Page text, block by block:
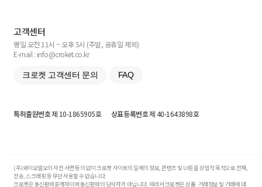
고객센터
평일 오전 11시 ~ 오후 5시 (주말, 공휴일 제외)
E-mail : info@croket.co.kr
크로켓 고객센터 문의 FAQ
특허출원번호제 10-1865905호 상표등록번호제 40-1643898호
(주)와이오엘오의 사전 서면 동의 없이 크로켓 사이트의 일체의 정보, 콘텐츠 및 UI등을 상업적 목적으로 전재,
전송, 스크래핑 등 무단 사용할 수 없습니다.
크로켓은 통신판매중개자이며 통신판매의 당사자가 아닙니다. 따라서 크로켓은 상품·거래정보 및 거래에 대